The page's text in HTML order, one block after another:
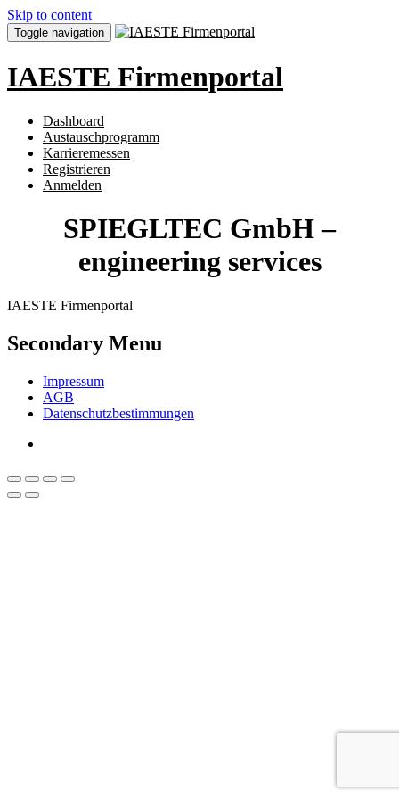
Skip to content
Toggle navigation
IAESTE Firmenportal
Dashboard
Austauschprogramm
Karrieremessen
Registrieren
Anmelden
SPIEGLTEC GmbH –
engineering services
IAESTE Firmenportal
Secondary Menu
Impressum
AGB
Datenschutzbestimmungen